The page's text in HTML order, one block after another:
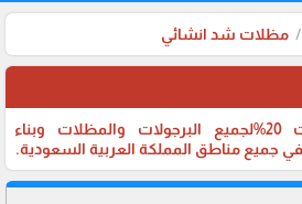
مظلات شد انشائي
تقدم موسستنا تخفيضات 20%لجميع البرجولات والمظلات وبناء
،في جميع مناطق المملكة العربية السعودية.